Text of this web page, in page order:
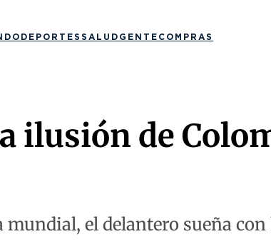
DEPORTES SALUD GENTE COMPRAS
ilusión de
mundial, el delantero sueña